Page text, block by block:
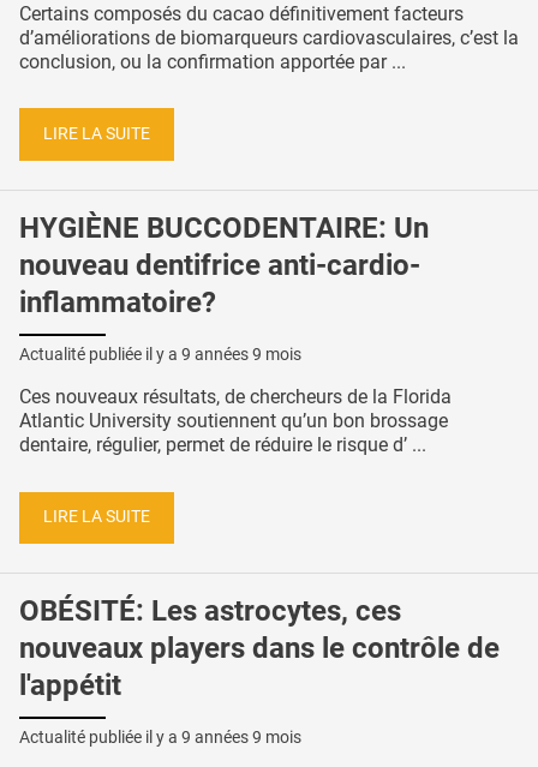
Certains composés du cacao définitivement facteurs
d’améliorations de biomarqueurs cardiovasculaires, c’est la
conclusion, ou la confirmation apportée par ...
LIRE LA SUITE
HYGIÈNE BUCCODENTAIRE: Un
nouveau dentifrice anti-cardio-
inflammatoire?
Actualité publiée il y a 9 années 9 mois
Ces nouveaux résultats, de chercheurs de la Florida
Atlantic University soutiennent qu’un bon brossage
dentaire, régulier, permet de réduire le risque d’ ...
LIRE LA SUITE
OBÉSITÉ: Les astrocytes, ces
nouveaux players dans le contrôle de
l'appétit
Actualité publiée il y a 9 années 9 mois